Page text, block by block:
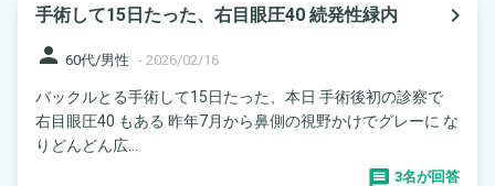
手術して15日たった、右目眼圧40 続発性緑内
navigate_next
person 60代/男性 - 2026/02/16
バックルとる手術して15日たった、本日 手術後初の診察で
右目眼圧40 もある 昨年7月から鼻側の視野かけでグレーに な
りどんどん広...
3名が回答